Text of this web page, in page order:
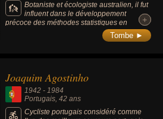
Botaniste et écologiste australien, il fut
influent dans le développement
précoce des méthodes statistiques en
écologie, en particulier l'étude de la
+
+
Tombe ►
Joaquim Agostinho
1942 - 1984
Portugais, 42 ans
Cycliste portugais considéré comme